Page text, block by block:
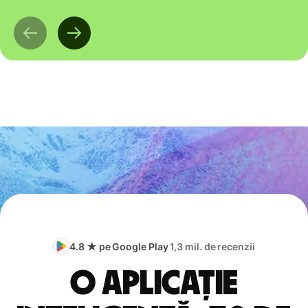
4.8 ★ pe Google Play1,3 mil. de recenzii
O aplicație